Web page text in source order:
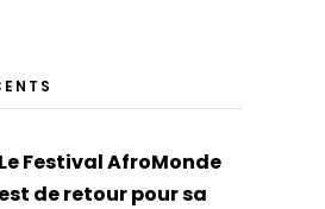
Le Festival AfroMonde
est de retour pour sa